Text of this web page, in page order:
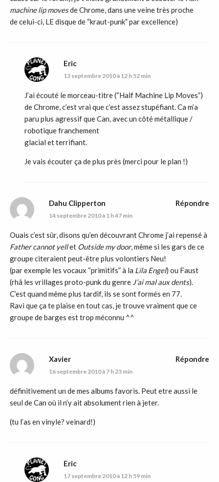
machine lip movesde Chrome, dans une veine très proche
de celui-ci, LE disque de “kraut-punk” par excellence)
Eric
13 septembre 2010 à 12 h 52 min
J’ai écouté le morceau-titre (“Half Machine Lip Moves”)
de Chrome, c’est vrai que c’est assez stupéfiant. Ca m’a
paru plus agressif que Can, avec un côté métallique /
robotique franchement
glacial et terrifiant.
Je vais écouter ça de plus près (merci pour le plan !)
Dahu Clipperton
14 septembre 2010 à 1 h 47 min
Ouais c’est sûr, disons qu’en découvrant Chrome j’ai repensé à
Father cannot yellet Outside my door, même si les gars de ce
groupe citeraient peut-être plus volontiers Neu!
(par exemple les vocaux “primitifs” à la Lila Engel) ou Faust
(rhâ les vrillages proto-punk du genre J’ai mal aux dents).
C’est quand même plus tardif, ils se sont formés en 77.
Ravi que ça te plaise en tout cas, je trouve vraiment que ce
groupe de barges est trop méconnu ^^
Répondre
Xavier
16 septembre 2010 à 7 h 23 min
définitivement un de mes albums favoris. Peut etre aussi le
seul de Can où il n’y ait absolument rien à jeter.
(tu l’as en vinyle? veinard!)
Répondre
Eric
17 septembre 2010 à 12 h 59 min